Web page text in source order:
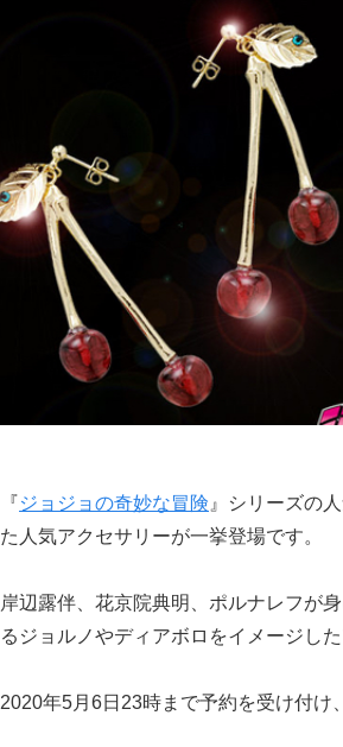
『ジョジョの奇妙な冒険 』シリーズの
た人気アクセサリーが一挙登場です。
岸辺露伴、花京院典明、ポルナレフが
るジョルノやディアボロをイメージし
2020年5月6日23時まで予約を受け付け